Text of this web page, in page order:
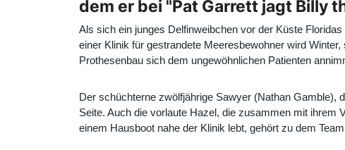
dem er bei "Pat Garrett jagt Billy
Als sich ein junges Delfinweibchen vor der Küste
einer Klinik für gestrandete Meeresbewohner wird
Prothesenbau sich dem ungewöhnlichen Patienten
Der schüchterne zwölfjährige Sawyer (Nathan Gamble),
Seite. Auch die vorlaute Hazel, die zusammen mit ihrem
einem Hausboot nahe der Klinik lebt, gehört zu dem